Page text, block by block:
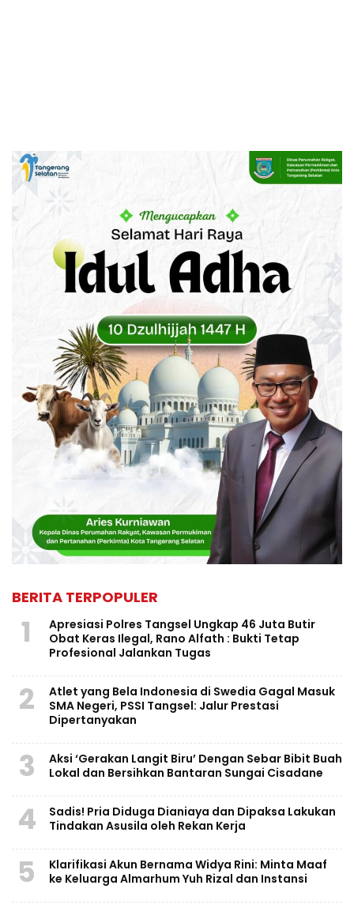
BERITA TERPOPULER
1
Apresiasi Polres Tangsel Ungkap 46 Juta Butir
Obat Keras Ilegal, Rano Alfath : Bukti Tetap
Profesional Jalankan Tugas
2
Atlet yang Bela Indonesia di Swedia Gagal Masuk
SMA Negeri, PSSI Tangsel: Jalur Prestasi
Dipertanyakan
3
Aksi ‘Gerakan Langit Biru’ Dengan Sebar Bibit Buah
Lokal dan Bersihkan Bantaran Sungai Cisadane
4
Sadis! Pria Diduga Dianiaya dan Dipaksa Lakukan
Tindakan Asusila oleh Rekan Kerja
5
Klarifikasi Akun Bernama Widya Rini: Minta Maaf
ke Keluarga Almarhum Yuh Rizal dan Instansi